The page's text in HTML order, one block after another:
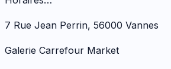
7 Rue Jean Perrin, 56000 Vannes
Galerie Carrefour Market